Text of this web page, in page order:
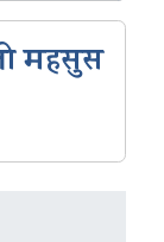
महसुस